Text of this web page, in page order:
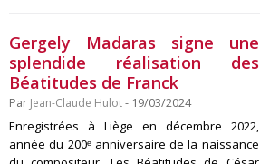
Gergely Madaras signe une
splendide réalisation des
Béatitudes de Franck
Par Jean-Claude Hulot- 19/03/2024
Enregistrées à Liège en décembre 2022,
année du 200ᵉ anniversaire de la naissance